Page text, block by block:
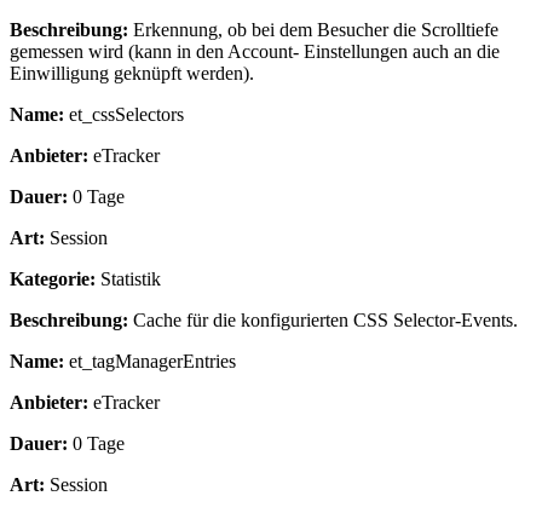
Beschreibung: Erkennung, ob bei dem Besucher die Scrolltiefe
gemessen wird (kann in den Account- Einstellungen auch an die
Einwilligung geknüpft werden).
Name: et_cssSelectors
Anbieter: eTracker
Dauer: 0 Tage
Art: Session
Kategorie: Statistik
Beschreibung: Cache für die konfigurierten CSS Selector-Events.
Name: et_tagManagerEntries
Anbieter: eTracker
Dauer: 0 Tage
Art: Session